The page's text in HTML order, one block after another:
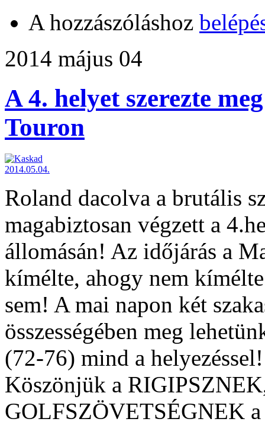
A hozzászóláshoz
2014 május 04
A 4. helyet szerezte
Touron
Roland dacolva a brutális
magabiztosan végzett a
állomásán! Az időjárás a
kímélte, ahogy nem
sem! A mai napon két
összességében meg
(72-76) mind a
Köszönjük a
GOLFSZÖVETSÉGNEK a